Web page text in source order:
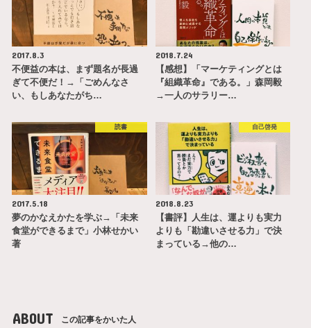
2017.8.3
不便益の本は、まず題名が長過
ぎて不便だ！→「ごめんなさ
い、もしあなたがち…
2018.7.24
【感想】「マーケティングとは
『組織革命』である。」森岡毅
→一人のサラリー…
読書
2017.5.18
夢のかなえかたを学ぶ→「未来
食堂ができるまで」小林せかい
著
自己啓発
2018.8.23
【書評】人生は、運よりも実力
よりも「勘違いさせる力」で決
まっている→他の…
ABOUT この記事をかいた人